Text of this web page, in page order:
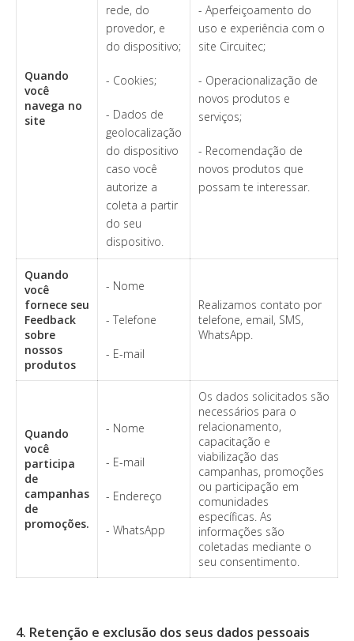
Quando
você
navega no
site
rede, do
provedor, e
do dispositivo;
- Cookies;
- Dados de
geolocalização
do dispositivo
caso você
autorize a
coleta a partir
do seu
dispositivo.
- Aperfeiçoamento do
uso e experiência com o
site Circuitec;
- Operacionalização de
novos produtos e
serviços;
- Recomendação de
novos produtos que
possam te interessar.
Quando
você
fornece seu
Feedback
sobre
nossos
produtos
- Nome
- Telefone
- E-mail
Realizamos contato por
telefone, email, SMS,
WhatsApp.
Quando
você
participa
de
campanhas
de
promoções.
- Nome
- E-mail
- Endereço
- WhatsApp
Os dados solicitados são
necessários para o
relacionamento,
capacitação e
viabilização das
campanhas, promoções
ou participação em
comunidades
específicas. As
informações são
coletadas mediante o
seu consentimento.
4. Retenção e exclusão dos seus dados pessoais